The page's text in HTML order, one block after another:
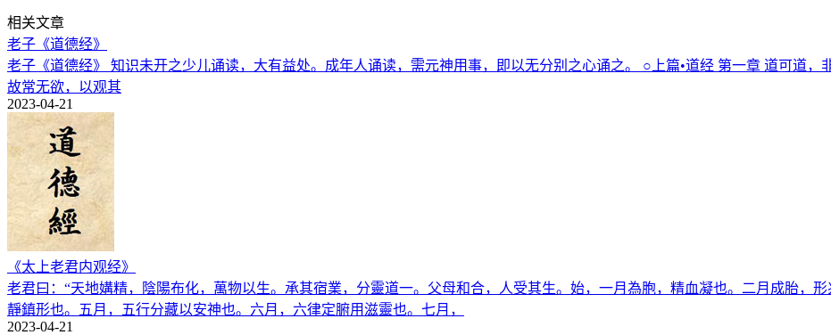
相关文章
老子《道德经》
老子《道德经》 知识未开之少儿诵读，大有益处。成年人诵读，需元神用事，即以无分别之心诵之。 ○上篇•道经 第一章 道可道，
故常无欲，以观其
2023-04-21
《太上老君内观经》
老君曰：“天地媾精，陰陽布化，萬物以生。承其宿業，分靈道一。父母和合，人受其生。始，一月為胞，精血凝也。二月成胎，
靜鎮形也。五月，五行分藏以安神也。六月，六律定腑用滋靈也。七月，
2023-04-21